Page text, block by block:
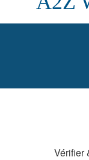
Vérifier